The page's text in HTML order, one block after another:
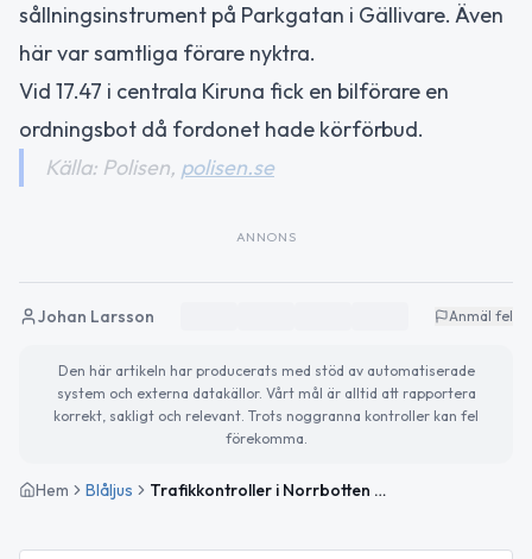
sållningsinstrument på Parkgatan i Gällivare. Även
här var samtliga förare nyktra.
Vid 17.47 i centrala Kiruna fick en bilförare en
ordningsbot då fordonet hade körförbud.
Källa: Polisen, polisen.se
ANNONS
Johan Larsson Anmäl fel
Den här artikeln har producerats med stöd av automatiserade
system och externa datakällor. Vårt mål är alltid att rapportera
korrekt, sakligt och relevant. Trots noggranna kontroller kan fel
förekomma.
Hem Blåljus Trafikkontroller i Norrbotten – flertalet nyktra förare och en ordningsbot